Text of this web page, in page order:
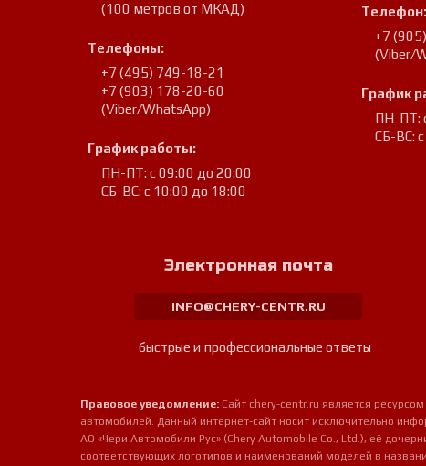
(100 метров от МКАД)
Телефоны:
+7 (495) 749-18-21
+7 (903) 178-20-60
(Viber/WhatsApp)
График работы:
ПН-ПТ: с 09:00 до 20:00
СБ-ВС: с 10:00 до 18:00
Телефон:
+7
(Viber/
График
ПН-ПТ:
СБ-ВС:
Электронная почта
INFO@CHERY-CENTR.RU
быстрые и профессиональные ответы
Правовое уведомление: Сайт chery-centr.ru является
автомобилей. Данный интернет-сайт носит исключительно
АО «Чери Автомобили Рус» (Chery Automobile Co., Ltd.), её
соответствующих логотипов и наименований моделей в